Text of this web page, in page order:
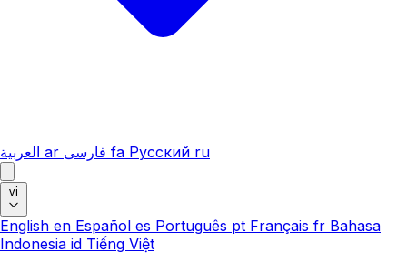
العربية ar فارسی fa Русский ru
vi
English en Español es Português pt Français fr Bahasa
Indonesia id Tiếng Việt